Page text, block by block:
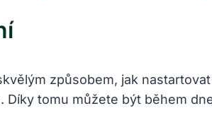
způsobem, jak
tomu můžete být během